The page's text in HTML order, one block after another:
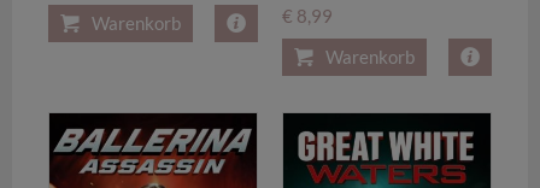
Warenkorb
€ 8,99
Warenkorb